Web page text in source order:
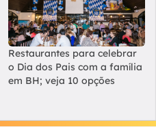
Restaurantes para celebrar
o Dia dos Pais com a família
em BH; veja 10 opções